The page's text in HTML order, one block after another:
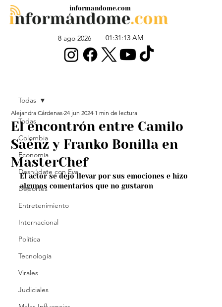
8 ago 2026 01:31:13 AM
informandome.com
Todas
Colombia
Economía
Desnúdate con Eva
Deportes
Entretenimiento
Internacional
Política
Tecnología
Virales
Judiciales
Todas
El encontrón entre Camilo
Saénz y Franko Bonilla en
MasterChef
Alejandra Cárdenas 24 jun 2024 1 min de lectura
El actor se dejó llevar por sus emociones e hizo
algunos comentarios que no gustaron